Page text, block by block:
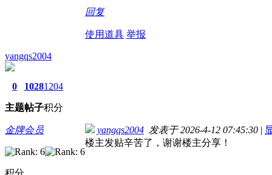
回复
使用道具 举报
yangqs2004
0
主题
1028
帖子
1204
积分
金牌会员 yangqs2004 发表于 2026-4-12 07:45:30 |
楼主发贴辛苦了，谢谢楼主分享！